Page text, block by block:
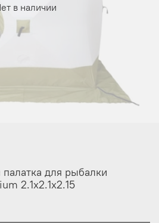
в наличии
для рыбалки
2.1х2.1х2.15